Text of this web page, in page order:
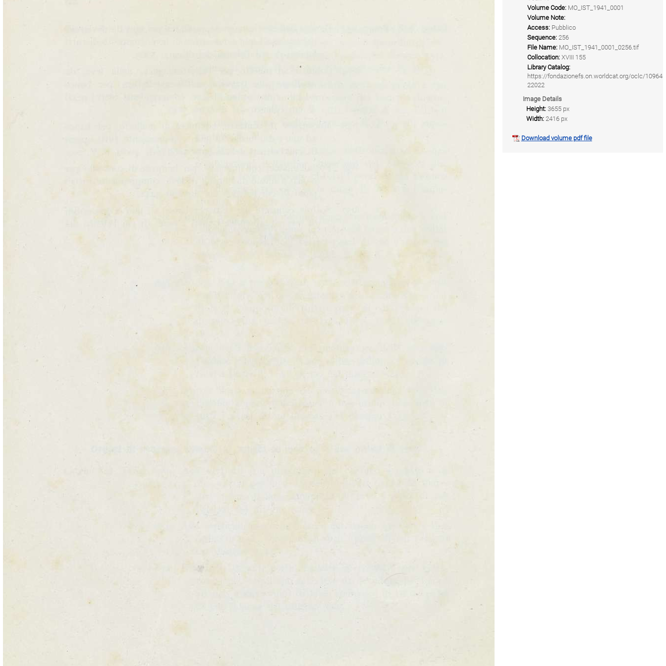
Volume Code: MO_IST_1941_0001
Volume Note:
Access: Pubblico
Sequence: 256
File Name: MO_IST_1941_0001_0256.tif
Collocation: XVIII 155
Library Catalog:
https://fondazionefs.on.worldcat.org/oclc/10964
22022
Image Details
Height: 3655 px
Width: 2416 px
Download volume pdf file